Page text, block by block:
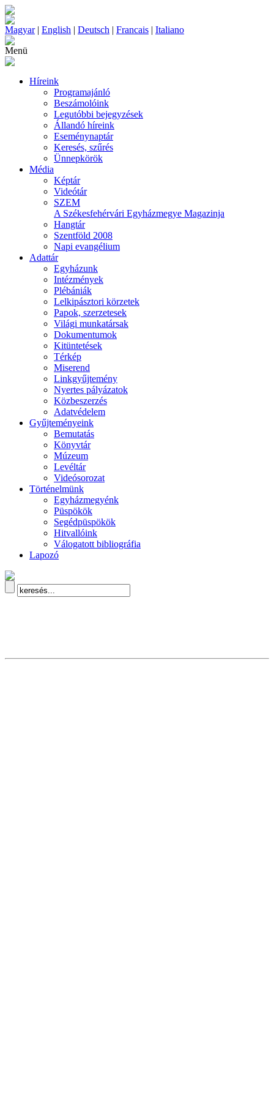
Magyar| English | Deutsch | Francais | Italiano
Menü
Híreink
Programajánló
Beszámolóink
Legutóbbi bejegyzések
Állandó híreink
Eseménynaptár
Keresés, szűrés
Ünnepkörök
Média
Képtár
Videótár
SZEM
A Székesfehérvári Egyházmegye Magazinja
Hangtár
Szentföld 2008
Napi evangélium
Adattár
Egyházunk
Intézmények
Plébániák
Lelkipásztori körzetek
Papok, szerzetesek
Világi munkatársak
Dokumentumok
Kitüntetések
Térkép
Miserend
Linkgyűjtemény
Nyertes pályázatok
Közbeszerzés
Adatvédelem
Gyűjteményeink
Bemutatás
Könyvtár
Múzeum
Levéltár
Videósorozat
Történelmünk
Egyházmegyénk
Püspökök
Segédpüspökök
Hitvallóink
Válogatott bibliográfia
Lapozó